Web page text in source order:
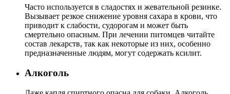
Часто используется в сладостях и жевательной резинке.
Вызывает резкое снижение уровня сахара в крови, что
приводит к слабости, судорогам и может быть
смертельно опасным. При лечении питомцев читайте
состав лекарств, так как некоторые из них, особенно
предназначенные людям, могут содержать ксилит.
Алкоголь